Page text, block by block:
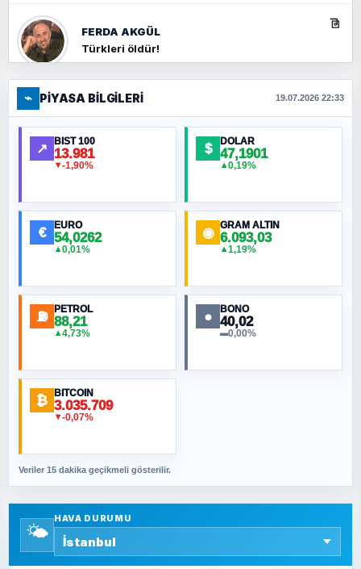
FERDA AKGÜL
Türkleri öldür!
FERHAT BÜYÜKKALKAN
Ankara Zirvesi: NATO Toplantısı mı, Yeni
Ortadoğu Haritasının Provası mı?
MURAT ÖZKAN
NURETTIN BÖLÜK
ORHAN KILIÇOĞLU
Fahişeye beyinli bir müstevli alçağına
SAVAŞ ŞAHİN
SEYFULLAH ÇİÇEK
⌁ PIYASA BILGILERI 19.07.2026 22:33
↗ BIST 100
13.981
▼-1,90%
$ DOLAR
47,1901
▲0,19%
€ EURO
54,0262
▲0,01%
◉ GRAM ALTIN
6.093,03
▲1,19%
⛽ PETROL
88,21
▲4,73%
● BONO
40,02
▬0,00%
₿ BITCOIN
3.035.709
▼-0,07%
Veriler 15 dakika geçikmeli gösterilir.
🌤️
HAVA DURUMU